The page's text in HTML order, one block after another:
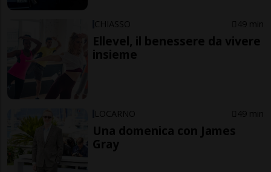
CHIASSO 49 min
Ellevel, il benessere da vivere
insieme
LOCARNO 49 min
Una domenica con James
Gray